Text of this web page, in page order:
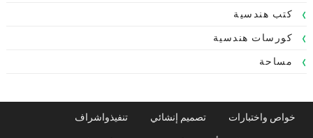
كتب هندسية
كورسات هندسية
مساحة
خواص واختبارات تصميم إنشائي تنفيذواشراف